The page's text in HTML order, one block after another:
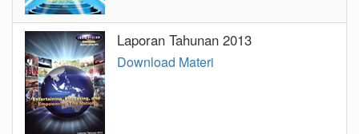
Laporan Tahunan 2013
Download Materi